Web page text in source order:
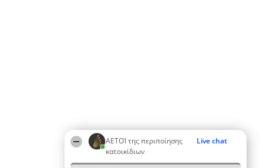
ΑΕΤΟΊ της περιποίησης
κατοικίδιων
Live chat